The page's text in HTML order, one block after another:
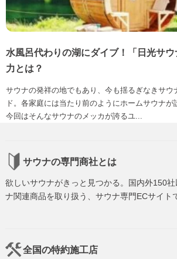
水風呂代わりの湖にダイブ！「日光サ
力とは？
サウナの発祥の地でもあり、今も揺るぎなきサウ
ド。各家庭には当たり前のようにホームサウナが
今回はそんなサウナのメッカが誇るユ...
サウナの専門商社とは
欲しいサウナがきっと見つかる。国内外150
ナ関連商品を取り扱う、サウナ専門ECサイト
全国の特約施工店